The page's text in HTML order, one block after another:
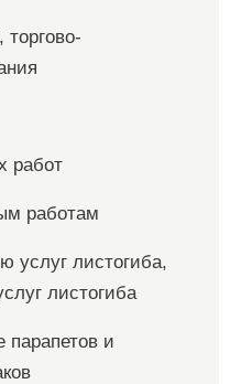
работ
работам
услуг листогиба,
листогиба
парапетов и